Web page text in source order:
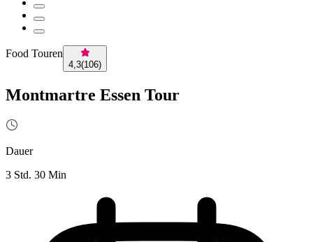
Food Touren
4,3(106)
Montmartre Essen Tour
Dauer
3 Std. 30 Min